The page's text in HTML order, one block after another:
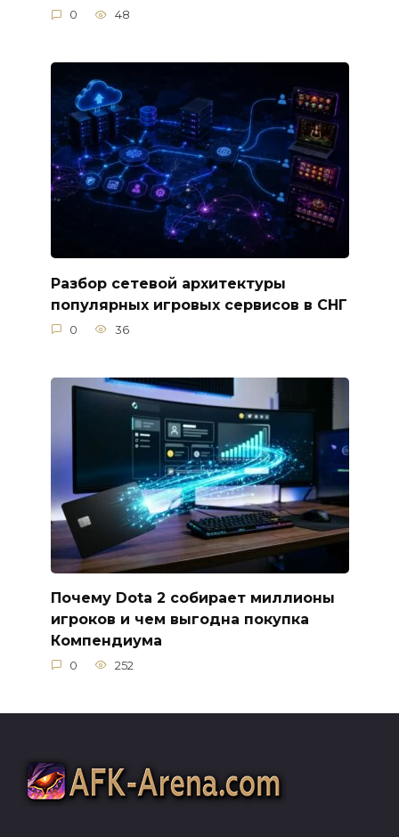
0 48
Разбор сетевой архитектуры
популярных игровых сервисов в СНГ
0 36
Почему Dota 2 собирает миллионы
игроков и чем выгодна покупка
Компендиума
0 252